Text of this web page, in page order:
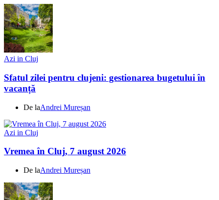
Azi in Cluj
Sfatul zilei pentru clujeni: gestionarea bugetului în
vacanță
De laAndrei Mureșan
Azi in Cluj
Vremea în Cluj, 7 august 2026
De laAndrei Mureșan